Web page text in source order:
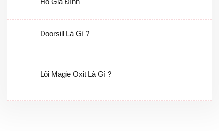
Hộ Gia Đình
Doorsill Là Gì ?
Lõi Magie Oxit Là Gì ?